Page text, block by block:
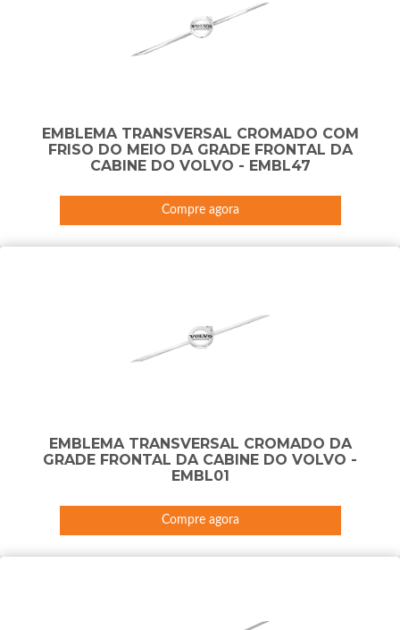
EMBLEMA TRANSVERSAL CROMADO COM
FRISO DO MEIO DA GRADE FRONTAL DA
CABINE DO VOLVO - EMBL47
Compre agora
EMBLEMA TRANSVERSAL CROMADO DA
GRADE FRONTAL DA CABINE DO VOLVO -
EMBL01
Compre agora